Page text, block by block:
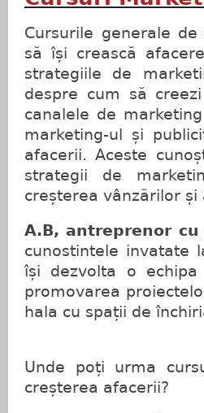
Cursurile generale
să își crească
strategiile de
despre cum să
canalele de
marketing-ul și
afacerii. Aceste
strategii de
creșterea vânzărilor și
A.B, antreprenor
cunostintele invatate
își dezvolta o
promovarea
hala cu spații de
Unde poți urma
creșterea afacerii?